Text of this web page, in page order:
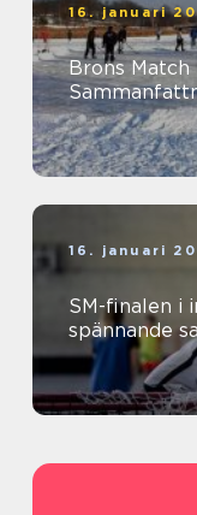
16. januari
Brons Match
16. januari
SM-finalen i
spännande